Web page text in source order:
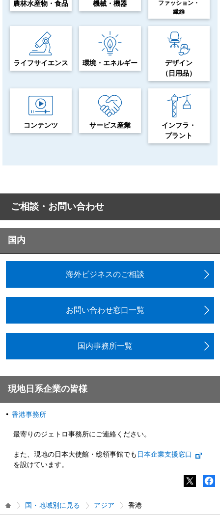
農林水産物・食品 機械・機器
ファッション・
繊維
ライフサイエンス 環境・エネルギー
デザイン
（日用品）
コンテンツ サービス産業
インフラ・
プラント
ご相談・お問い合わせ
国内
海外ビジネスのご相談
お問い合わせ窓口一覧
国内事務所一覧
現地日系企業の皆様
香港事務所
最寄りのジェトロ事務所にご連絡ください。
また、現地の日本大使館・総領事館でも 日本企業支援窓口
を設けています。
国・地域別に見る アジア 香港